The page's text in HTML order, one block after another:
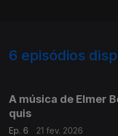
6 episódios
A música de Elmer
quis
Ep. 6
21 fev. 2026